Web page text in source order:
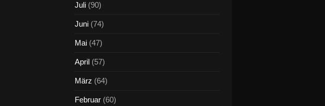
Juli (90)
Juni (74)
Mai (47)
April (57)
März (64)
Februar (60)